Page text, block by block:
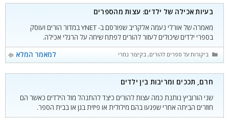
בעיות אכילה של ילדים: עצות מהספרים
מאמרה של אורלי נעמה אלקריב שפורסם ב- YNET במדור הורים ועוסק
בספרי ילדים שיכולים לעזור להורים לפתח שיחה על הרגלי אכילה.
למאמר המלא
קטגוריות
ביקורות על ספרים להורים,בקיצור נמרץ
חרם, תככים ומריבות בין ילדים
שני הורוביץ נותנת כמה עצות להורים כיצד להתנהל מול הילדים כאשר הם
חוזרים הביתה אחרי שפגעו בהם מילולית או פיזית בגן או בבית הספר.